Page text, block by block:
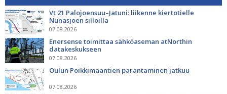
Vt 21 Palojoensuu–Jatuni: liikenne kiertotielle
Nunasjoen silloilla
07.08.2026
Enersense toimittaa sähköaseman atNorthin
datakeskukseen
07.08.2026
Oulun Poikkimaantien parantaminen jatkuu
07.08.2026